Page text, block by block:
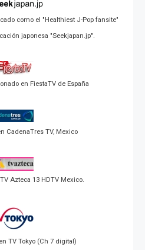
como el "Healthiest J-Pop fansite"
japonesa "Seekjapan.jp".
en FiestaTV de España
CadenaTres TV, Mexico
Azteca 13 HDTV Mexico.
TV Tokyo (Ch 7 digital)